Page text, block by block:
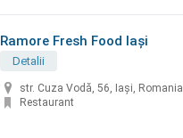
Ramore Fresh Food Iași
Detalii
str. Cuza Vodă, 56, Iași, Romania
Restaurant